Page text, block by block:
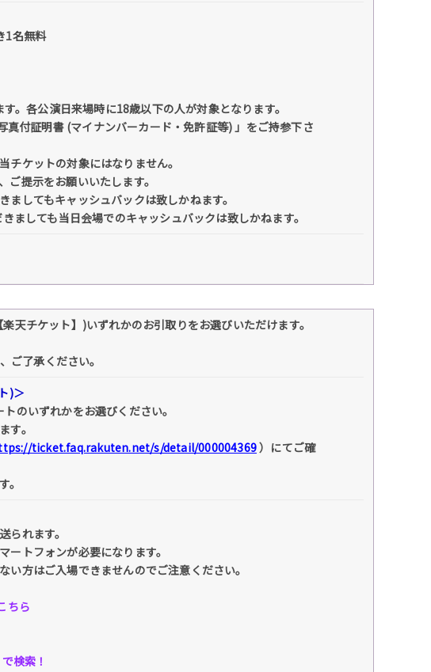
1名無料
。各公演日来場時に18歳以下の人が対象となります。
付証明書 (マイナンバーカード・免許証等) 」をご持参下さ
ケットの対象にはなりません。
提示をお願いいたします。
してもキャッシュバックは致しかねます。
しても当日会場でのキャッシュバックは致しかねます。
天チケット】)いずれかのお引取りをお選びいただけます。
ご了承ください。
)＞
のいずれかをお選びください。
す。
ticket.faq.rakuten.net/s/detail/000004369）にてご確
。
られます。
トフォンが必要になります。
方はご入場できませんのでご注意ください。
ちら
検索！